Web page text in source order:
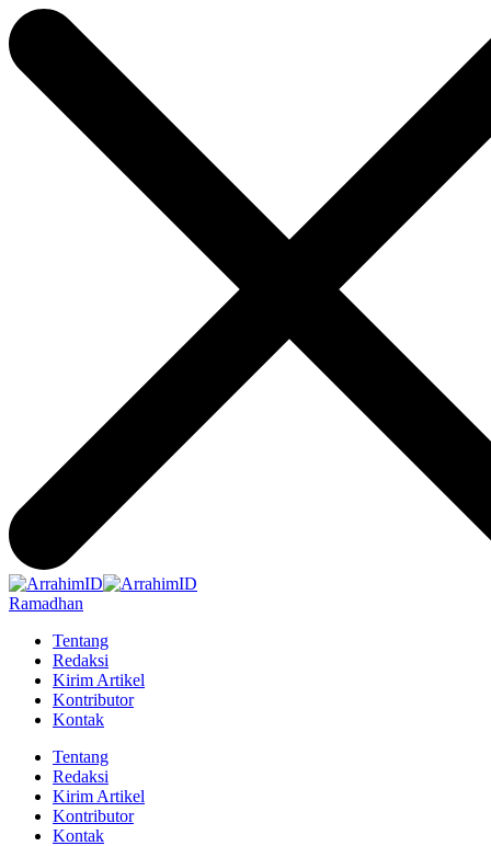
Ramadhan
Tentang
Redaksi
Kirim Artikel
Kontributor
Kontak
Tentang
Redaksi
Kirim Artikel
Kontributor
Kontak